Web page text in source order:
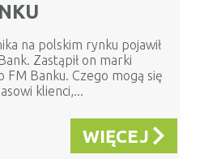
na polskim rynku pojawił
Zastąpił on marki
FM Banku. Czego mogą się
klienci,...
WIĘCEJ